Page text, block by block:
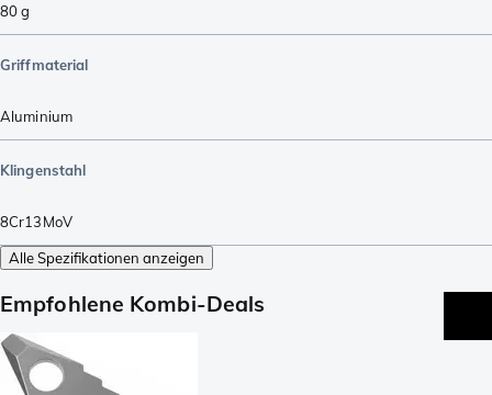
80g
Griffmaterial
Aluminium
Klingenstahl
8Cr13MoV
Alle Spezifikationen anzeigen
Empfohlene Kombi-Deals